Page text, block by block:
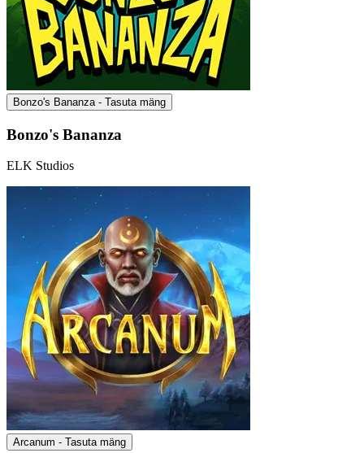
Bonzo's Bananza - Tasuta mäng
Bonzo's Bananza
ELK Studios
Arcanum - Tasuta mäng